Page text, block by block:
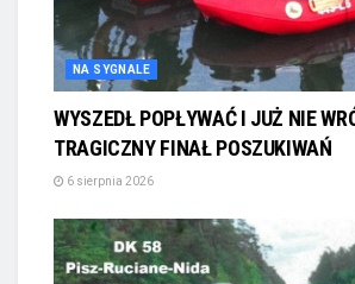
NA SYGNALE
WYSZEDŁ POPŁYWAĆ I JUŻ NIE
TRAGICZNY FINAŁ POSZUKIWAŃ
6 sierpnia 2026